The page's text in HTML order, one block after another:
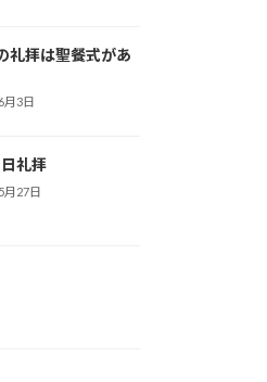
礼拝は聖餐式があ
月3日
礼拝
月27日